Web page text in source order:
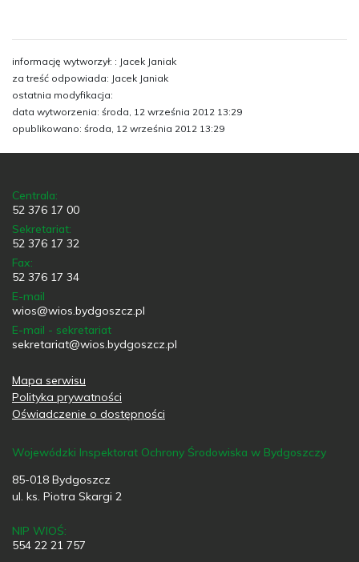
informację wytworzył: : Jacek Janiak
za treść odpowiada: Jacek Janiak
ostatnia modyfikacja:
data wytworzenia: środa, 12 września 2012 13:29
opublikowano: środa, 12 września 2012 13:29
Centrala:
52 376 17 00
Sekretariat:
52 376 17 32
Fax:
52 376 17 34
E-mail
wios@wios.bydgoszcz.pl
E-mail - sekretariat
sekretariat@wios.bydgoszcz.pl
Mapa serwisu
Polityka prywatności
Oświadczenie o dostępności
Wojewódzki Inspektorat Ochrony Środowiska w Bydgoszczy
85-018 Bydgoszcz
ul. ks. Piotra Skargi 2
NIP WIOŚ:
554 22 21 757